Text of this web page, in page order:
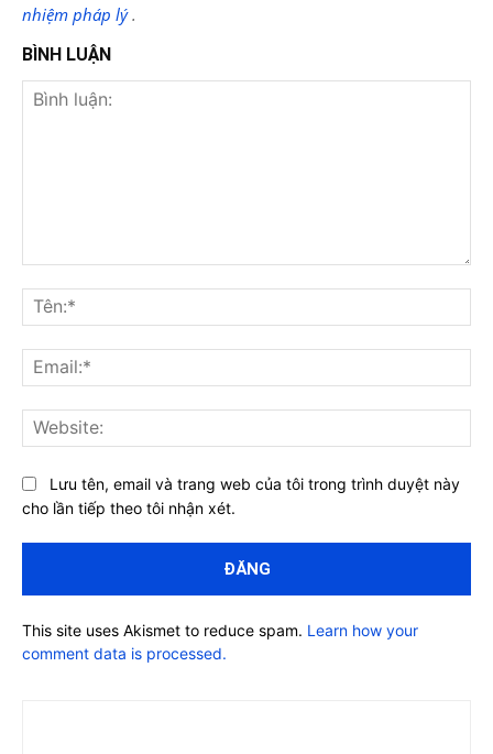
nhiệm pháp lý.
BÌNH LUẬN
luận:
Lưu tên, email và trang web của tôi trong trình duyệt này
cho lần tiếp theo tôi nhận xét.
This site uses Akismet to reduce spam. Learn how your
comment data is processed.